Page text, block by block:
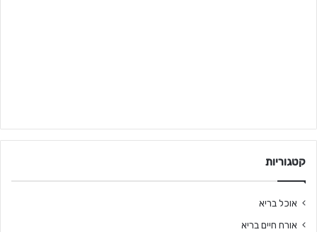
קטגוריות
אוכל בריא
אורח חיים בריא